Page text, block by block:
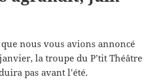
nous vous avions annoncé
la troupe du P’tit Théâtre
pas avant l’été.